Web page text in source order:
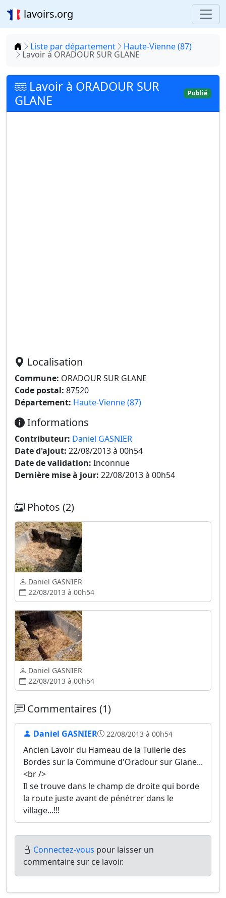
lavoirs.org
Accueil
Liste par département Haute-Vienne (87)
Lavoir à ORADOUR SUR GLANE
Lavoir à ORADOUR SUR
GLANE
Publié
Localisation
Commune: ORADOUR SUR GLANE
Code postal: 87520
Département: Haute-Vienne (87)
Informations
Contributeur: Daniel GASNIER
Date d'ajout: 22/08/2013 à 00h54
Date de validation: Inconnue
Dernière mise à jour: 22/08/2013 à 00h54
Photos (2)
Daniel GASNIER
22/08/2013 à 00h54
Daniel GASNIER
22/08/2013 à 00h54
Commentaires (1)
Daniel GASNIER 22/08/2013 à 00h54
Ancien Lavoir du Hameau de la Tuilerie des
Bordes sur la Commune d'Oradour sur Glane...
<br />
Il se trouve dans le champ de droite qui borde
la route juste avant de pénétrer dans le
village...!!!
Connectez-vous pour laisser un
commentaire sur ce lavoir.